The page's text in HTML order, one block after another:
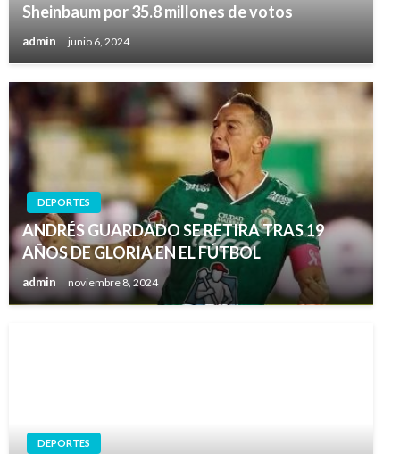
Sheinbaum por 35.8 millones de votos
admin junio 6, 2024
DEPORTES
ANDRÉS GUARDADO SE RETIRA TRAS 19
AÑOS DE GLORIA EN EL FÚTBOL
admin noviembre 8, 2024
DEPORTES